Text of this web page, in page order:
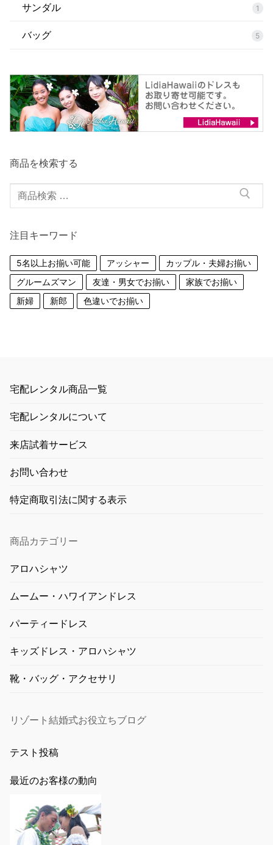
サンダル 1
バッグ 5
商品を検索する
検
索
象:
注目キーワード
5名以上お揃い可能 アッシャー
カップル・夫婦お揃い
グルームズマン
友達・男女でお揃い
家族でお揃い
新婦
新郎 色違いでお揃い
宅配レンタル商品一覧
宅配レンタルについて
来店試着サービス
お問い合わせ
特定商取引法に関する表示
商品カテゴリー
アロハシャツ
ムームー・ハワイアンドレス
パーティードレス
キッズドレス・アロハシャツ
靴・バッグ・アクセサリ
リゾート結婚式お役立ちブログ
テスト投稿
最近のお客様の動向